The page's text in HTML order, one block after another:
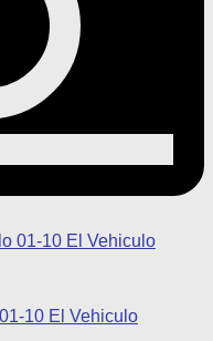
10 El Vehiculo